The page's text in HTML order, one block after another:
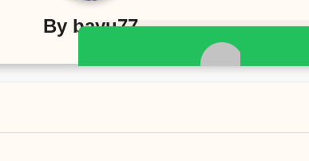
By bayu77
Team Support kami siap membantu